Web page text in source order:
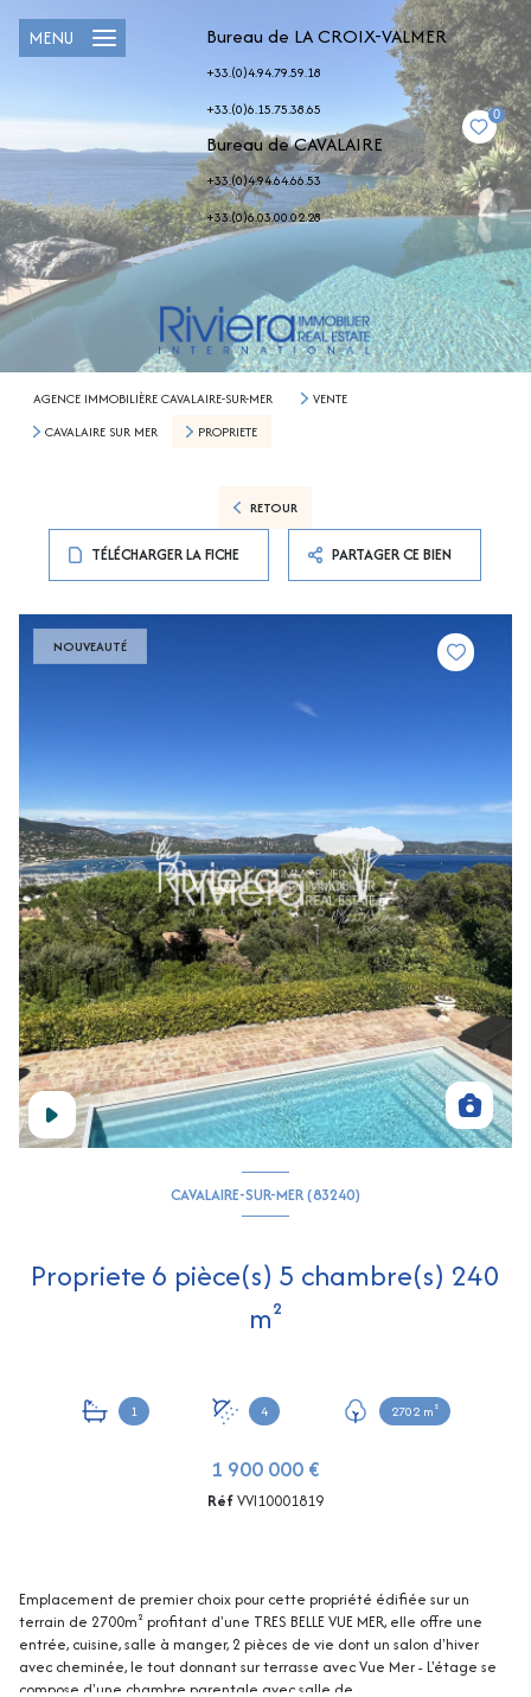
Bureau de LA CROIX-VALMER
+33.(0)4.94.79.59.18
+33.(0)6.15.75.38.65
Bureau de CAVALAIRE
+33.(0)4.94.64.66.53
+33.(0)6.03.00.02.28
0
MENU
AGENCE IMMOBILIÈRE CAVALAIRE-SUR-MER
VENTE
CAVALAIRE SUR MER
PROPRIETE
RETOUR
TÉLÉCHARGER LA FICHE PARTAGER CE BIEN
NOUVEAUTÉ
CAVALAIRE-SUR-MER (83240)
Propriete 6 pièce(s) 5 chambre(s) 240
m²
1 4 2702 m²
1 900 000 €
RéfVVI10001819
Emplacement de premier choix pour cette propriété édifiée sur un
terrain de 2700m² profitant d'une TRES BELLE VUE MER, elle offre une
entrée, cuisine, salle à manger, 2 pièces de vie dont un salon d'hiver
avec cheminée, le tout donnant sur terrasse avec Vue Mer - L'étage se
compose d'une chambre parentale avec salle de